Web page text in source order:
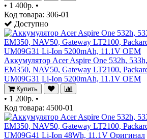
• 1 400р. •
Код товара: 306-01
Доступно
Аккумулятор Acer Aspire One 532h,
EM350, NAV50, Gateway LT2100,
UM09G31 Li-Ion 5200mAh, 11.1V OEM
Купить
• 1 200р. •
Код товара: 4500-01